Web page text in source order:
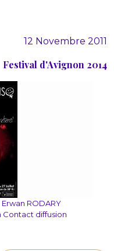
12 Novembre 2011
Festival d'Avignon 2014
RODARY
Contact diffusion